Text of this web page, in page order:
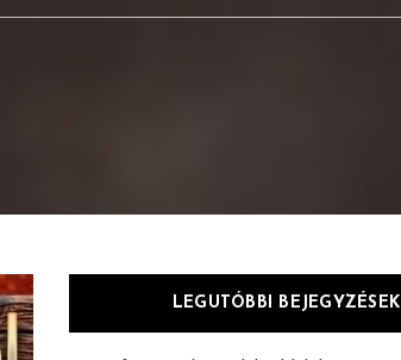
LEGUTÓBBI BEJEGYZÉSEK